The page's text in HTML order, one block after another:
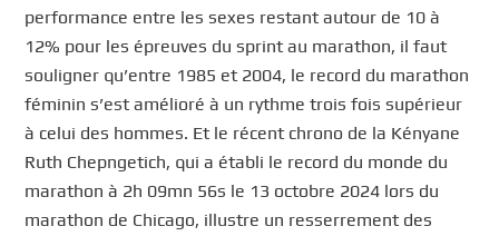
performance entre les sexes restant autour de 10 à
12% pour les épreuves du sprint au marathon, il faut
souligner qu’entre 1985 et 2004, le record du marathon
féminin s’est amélioré à un rythme trois fois supérieur
à celui des hommes. Et le récent chrono de la Kényane
Ruth Chepngetich, qui a établi le record du monde du
marathon à 2h 09mn 56s le 13 octobre 2024 lors du
marathon de Chicago, illustre un resserrement des